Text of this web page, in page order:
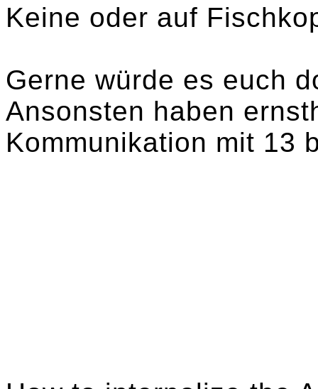
Keine oder auf
Gerne würde es euch
Ansonsten haben
Kommunikation mit 13